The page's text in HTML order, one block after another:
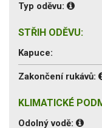
Typ oděvu:
STŘIH ODĚVU:
Kapuce:
Zakončení rukávů:
KLIMATICKÉ
Odolný vodě: